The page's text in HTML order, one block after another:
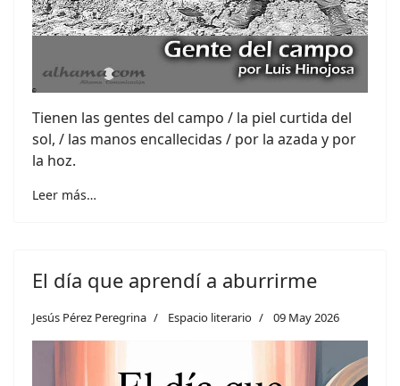
Tienen las gentes del campo / la piel curtida del
sol, / las manos encallecidas / por la azada y por
la hoz.
Leer más…
El día que aprendí a aburrirme
Jesús Pérez Peregrina Espacio literario 09 May 2026